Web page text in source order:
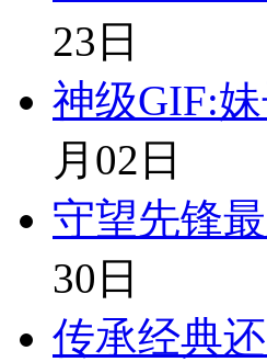
23日
神级GIF:
月02日
守望先锋
30日
传承经典